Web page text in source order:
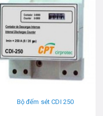
Bộ đếm sét CDI 250